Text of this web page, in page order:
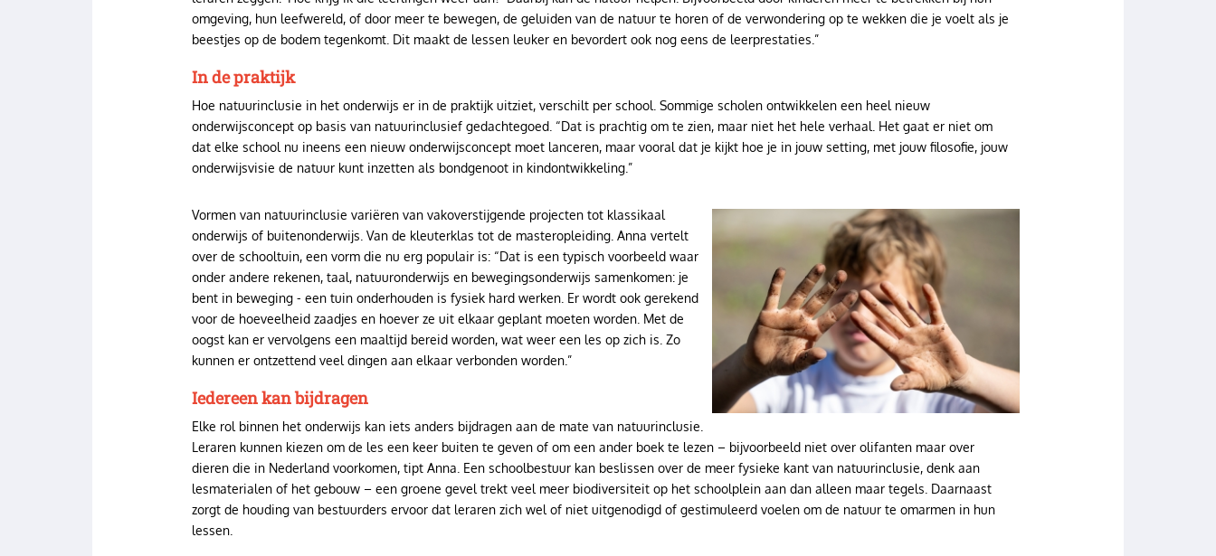
omgeving, hun leefwereld, of door meer te bewegen, de geluiden van de natuur te horen of de verwondering op te wekken die je voelt als je
beestjes op de bodem tegenkomt. Dit maakt de lessen leuker en bevordert ook nog eens de leerprestaties.”
In de praktijk
Hoe natuurinclusie in het onderwijs er in de praktijk uitziet, verschilt per school. Sommige scholen ontwikkelen een heel nieuw
onderwijsconcept op basis van natuurinclusief gedachtegoed. “Dat is prachtig om te zien, maar niet het hele verhaal. Het gaat er niet om
dat elke school nu ineens een nieuw onderwijsconcept moet lanceren, maar vooral dat je kijkt hoe je in jouw setting, met jouw filosofie, jouw
onderwijsvisie de natuur kunt inzetten als bondgenoot in kindontwikkeling.”
Vormen van natuurinclusie variëren van vakoverstijgende projecten tot klassikaal
onderwijs of buitenonderwijs. Van de kleuterklas tot de masteropleiding. Anna vertelt
over de schooltuin, een vorm die nu erg populair is: “Dat is een typisch voorbeeld waar
onder andere rekenen, taal, natuuronderwijs en bewegingsonderwijs samenkomen: je
bent in beweging - een tuin onderhouden is fysiek hard werken. Er wordt ook gerekend
voor de hoeveelheid zaadjes en hoever ze uit elkaar geplant moeten worden. Met de
oogst kan er vervolgens een maaltijd bereid worden, wat weer een les op zich is. Zo
kunnen er ontzettend veel dingen aan elkaar verbonden worden.”
Iedereen kan bijdragen
Elke rol binnen het onderwijs kan iets anders bijdragen aan de mate van natuurinclusie.
Leraren kunnen kiezen om de les een keer buiten te geven of om een ander boek te lezen – bijvoorbeeld niet over olifanten maar over
dieren die in Nederland voorkomen, tipt Anna. Een schoolbestuur kan beslissen over de meer fysieke kant van natuurinclusie, denk aan
lesmaterialen of het gebouw – een groene gevel trekt veel meer biodiversiteit op het schoolplein aan dan alleen maar tegels. Daarnaast
zorgt de houding van bestuurders ervoor dat leraren zich wel of niet uitgenodigd of gestimuleerd voelen om de natuur te omarmen in hun
lessen.